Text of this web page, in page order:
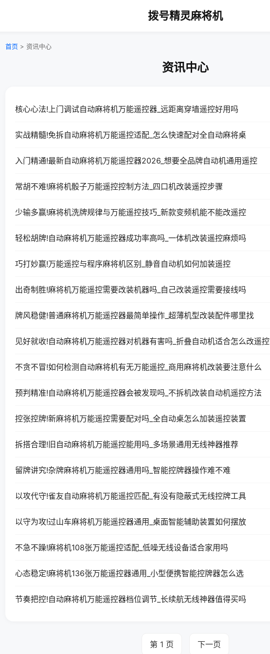
拨号精灵麻将机
首页 > 资讯中心
资讯中心
核心心法!上门调试自动麻将机万能遥控器_远距离穿墙遥控好用吗
实战精髓!免拆自动麻将机万能遥控适配_怎么快速配对全自动麻将桌
入门精通!最新自动麻将机万能遥控器2026_想要全品牌自动机通用遥控
常胡不难!麻将机骰子万能遥控控制方法_四口机改装遥控步骤
少输多赢!麻将机洗牌规律与万能遥控技巧_新款变频机能不能改遥控
轻松胡牌!自动麻将机万能遥控器成功率高吗_一体机改装遥控麻烦吗
巧打妙赢!万能遥控与程序麻将机区别_静音自动机如何加装遥控
出奇制胜!麻将机万能遥控需要改装机器吗_自己改装遥控需要接线吗
牌风稳健!普通麻将机万能遥控器最简单操作_超薄机型改装配件哪里找
见好就收!自动麻将机万能遥控器对机器有害吗_折叠自动机适合怎么改遥控
不贪不冒!如何检测自动麻将机有无万能遥控_商用麻将机改装要注意什么
预判精准!自动麻将机万能遥控器会被发现吗_不拆机改装自动机遥控方法
控张控牌!新麻将机万能遥控需要配对吗_全自动桌怎么加装遥控装置
拆搭合理!旧自动麻将机万能遥控能用吗_多场景通用无线神器推荐
留牌讲究!杂牌麻将机万能遥控器通用吗_智能控牌器操作难不难
以攻代守!雀友自动麻将机万能遥控匹配_有没有隐蔽式无线控牌工具
以守为攻!过山车麻将机万能遥控器通用_桌面智能辅助装置如何摆放
不急不躁!麻将机108张万能遥控适配_低噪无线设备适合家用吗
心态稳定!麻将机136张万能遥控器通用_小型便携智能控牌器怎么选
节奏把控!自动麻将机万能遥控器档位调节_长续航无线神器值得买吗
第 1 页 下一页